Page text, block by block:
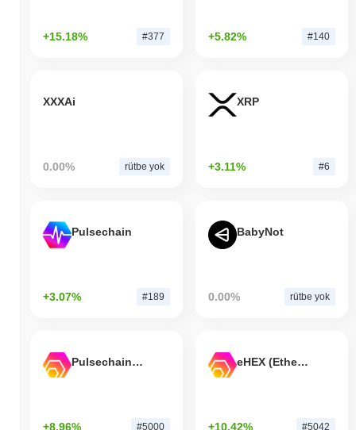
+15.18% #377 +5.82% #140
XXXAi
0.00% rütbe yok
XRP
+3.11% #6
Pulsechain
+3.07% #189
BabyNot
0.00% rütbe yok
Pulsechain Bridged HEX (Pulsechain)
+8.96% #5000
eHEX (Ethereum)
+10.42% #5042